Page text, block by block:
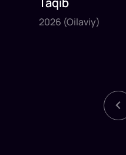
2026
74daq
2026 (Oilaviy)